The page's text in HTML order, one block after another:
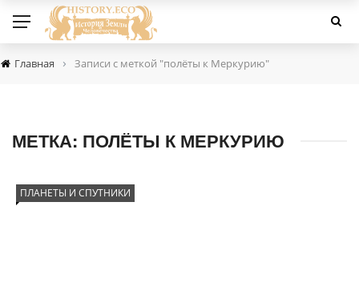
Главная › Записи с меткой "полёты к Меркурию"
МЕТКА: ПОЛЁТЫ К МЕРКУРИЮ
ПЛАНЕТЫ И СПУТНИКИ